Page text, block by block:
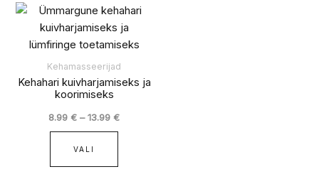
Kehamasseerijad
Kehahari kuivharjamiseks ja
koorimiseks
8.99€ – 13.99€
Hinnavahemik:
kuni
13.99 €
VALI
Sellel
tootel
on
mitu
varianti.
saab
teha